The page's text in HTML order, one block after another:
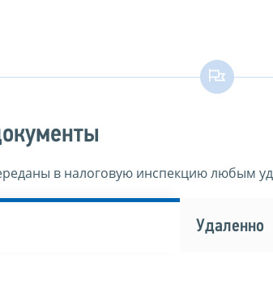
в налоговую инспекцию любым
Удаленно